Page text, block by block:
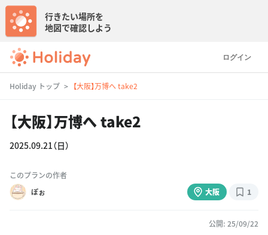
ログイン
行きたい場所を
地図で確認しよう
Holiday トップ 【大阪】万博へ take2
【大阪】万博へ take2
2025.09.21（日）
このプランの作者
ぽぉ
大阪 1
公開: 25/09/22